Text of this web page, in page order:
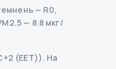
— R0,
— 8.8 мкг/
(EET)). На